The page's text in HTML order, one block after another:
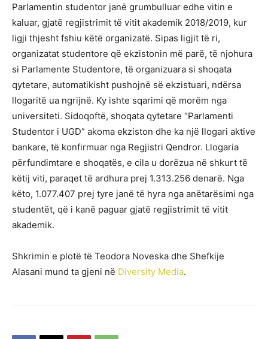
Parlamentin studentor janë grumbulluar edhe vitin e
kaluar, gjatë regjistrimit të vitit akademik 2018/2019, kur
ligji thjesht fshiu këtë organizatë. Sipas ligjit të ri,
organizatat studentore që ekzistonin më parë, të njohura
si Parlamente Studentore, të organizuara si shoqata
qytetare, automatikisht pushojnë së ekzistuari, ndërsa
llogaritë ua ngrijnë. Ky ishte sqarimi që morëm nga
universiteti. Sidoqoftë, shoqata qytetare “Parlamenti
Studentor i UGD” akoma ekziston dhe ka një llogari aktive
bankare, të konfirmuar nga Regjistri Qendror. Llogaria
përfundimtare e shoqatës, e cila u dorëzua në shkurt të
këtij viti, paraqet të ardhura prej 1.313.256 denarë. Nga
këto, 1.077.407 prej tyre janë të hyra nga anëtarësimi nga
studentët, që i kanë paguar gjatë regjistrimit të vitit
akademik.
Shkrimin e plotë të Teodora Noveska dhe Shefkije
Alasani mund ta gjeni në Diversity Media.